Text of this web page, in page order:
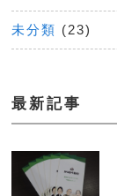
未分類 (23)
最新記事